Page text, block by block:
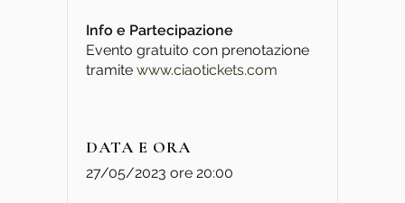
Info e Partecipazione
Evento gratuito con prenotazione
tramite www.ciaotickets.com
DATA E ORA
27/05/2023 ore 20:00